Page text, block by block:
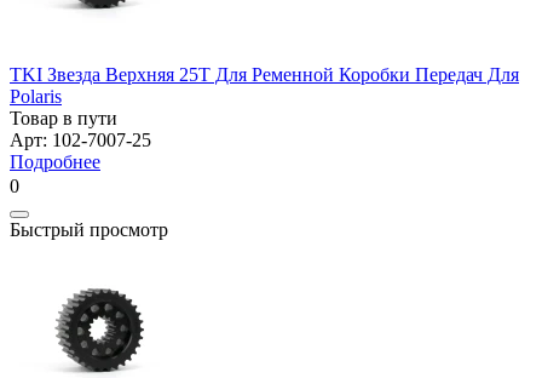
TKI Звезда Верхняя 25T Для Ременной Коробки Передач Для
Polaris
Товар в пути
Арт: 102-7007-25
Подробнее
0
Быстрый просмотр